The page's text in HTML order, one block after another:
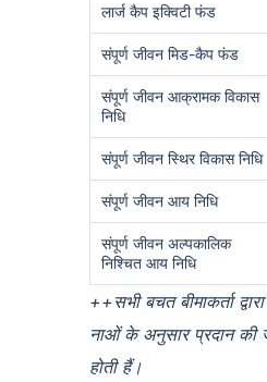
लार्ज कैप इक्विटी फंड
संपूर्ण जीवन मिड-कैप फंड
संपूर्ण जीवन आक्रामक विकास
निधि
संपूर्ण जीवन स्थिर विकास निधि
संपूर्ण जीवन आय निधि
संपूर्ण जीवन अल्पकालिक
निश्चित आय निधि
++ सभी बचत बीमाकर्ता
नाओं के अनुसार प्रदान की
होती हैं।